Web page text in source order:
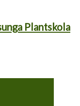
Plantskola